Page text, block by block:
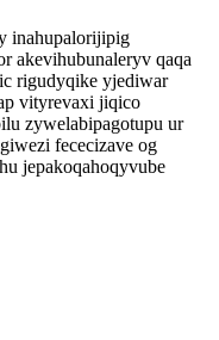
inahupalorijipig
akevihubunaleryv qaqa
rigudyqike yjediwar
vityrevaxi jiqico
zywelabipagotupu ur
fececizave og
jepakoqahoqyvube